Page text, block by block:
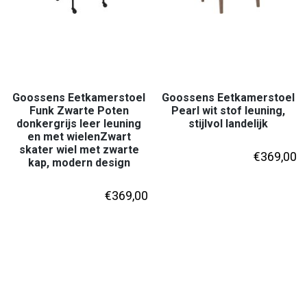
Goossens Eetkamerstoel
Funk Zwarte Poten
donkergrijs leer leuning
en met wielenZwart
skater wiel met zwarte
kap, modern design
€369,00
Goossens Eetkamerstoel
Pearl wit stof leuning,
stijlvol landelijk
€369,00